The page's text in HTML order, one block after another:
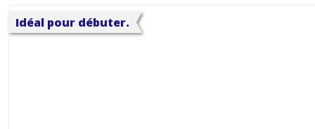
Idéal pour débuter.